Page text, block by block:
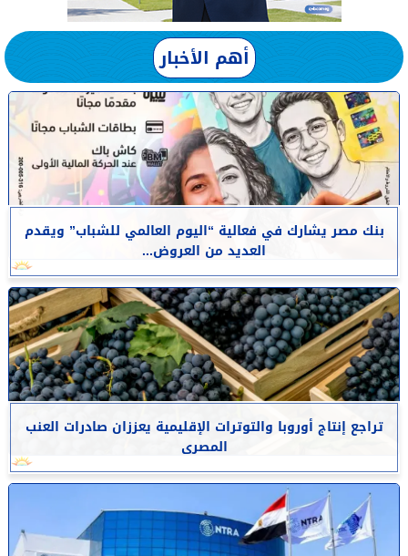
أهم الأخبار
بنك مصر يشارك في فعالية “اليوم العالمي للشباب” ويقدم
العديد من العروض...
تراجع إنتاج أوروبا والتوترات الإقليمية يعززان صادرات العنب
المصرى